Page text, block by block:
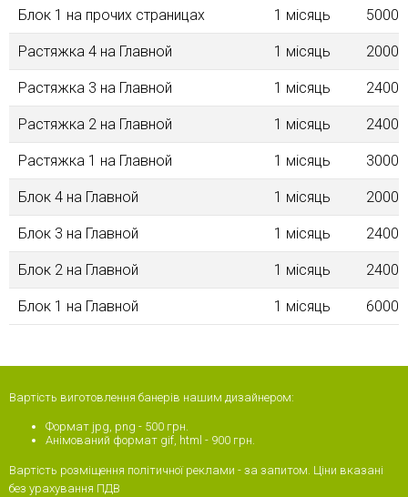
Блок 1 на прочих страницах 1 місяць
Растяжка 4 на Главной 1 місяць
Растяжка 3 на Главной 1 місяць
Растяжка 2 на Главной 1 місяць
Растяжка 1 на Главной 1 місяць
Блок 4 на Главной 1 місяць
Блок 3 на Главной 1 місяць
Блок 2 на Главной 1 місяць
Блок 1 на Главной 1 місяць
Вартість виготовлення банерів нашим дизайнером:
Формат jpg, png - 500 грн.
Анімований формат gif, html - 900 грн.
Вартість розміщення політичної реклами - за запитом. Ціни вказані
без урахування ПДВ